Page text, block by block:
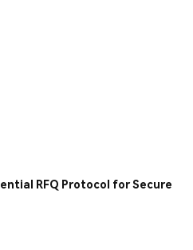
RFQ Protocol for Secure